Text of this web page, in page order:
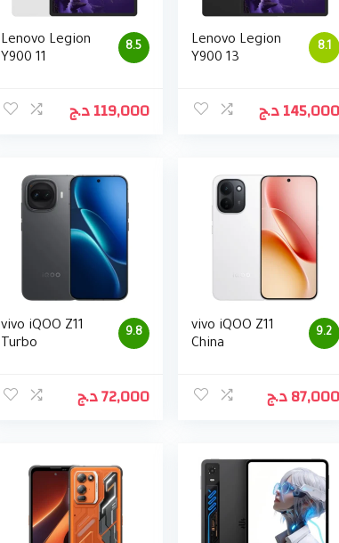
8.5
Lenovo Legion
Y900 11
119,000د.ج
8.1
Lenovo Legion
Y900 13
145,000د.ج
9.8
vivo iQOO Z11
Turbo
72,000د.ج
9.2
vivo iQOO Z11
China
87,000د.ج